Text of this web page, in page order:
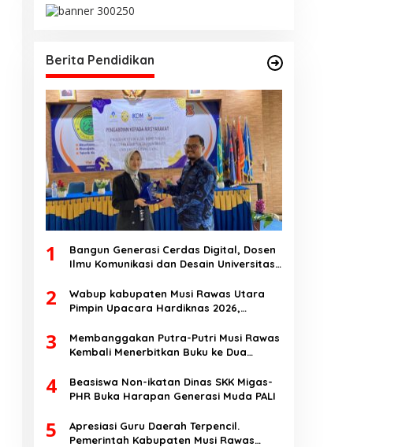
Berita Pendidikan
1
Bangun Generasi Cerdas Digital, Dosen
Ilmu Komunikasi dan Desain Universitas
Disinformasi AI dan Hate Speech di SMK
Ikhlas Jawilan
2
Wabup kabupaten Musi Rawas Utara
Pimpin Upacara Hardiknas 2026,
berakhlak
3
Membanggakan Putra-Putri Musi Rawas
Kembali Menerbitkan Buku ke Dua
4
Beasiswa Non-ikatan Dinas SKK Migas-
PHR Buka Harapan Generasi Muda PALI
5
Apresiasi Guru Daerah Terpencil.
Pemerintah Kabupaten Musi Rawas